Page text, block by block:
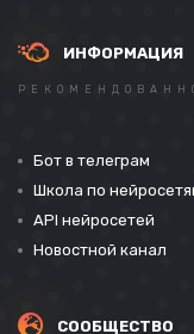
ИНФОРМАЦИЯ
Бот в телеграм
Школа по
API нейросетей
Новостной канал
СООБЩЕСТВО